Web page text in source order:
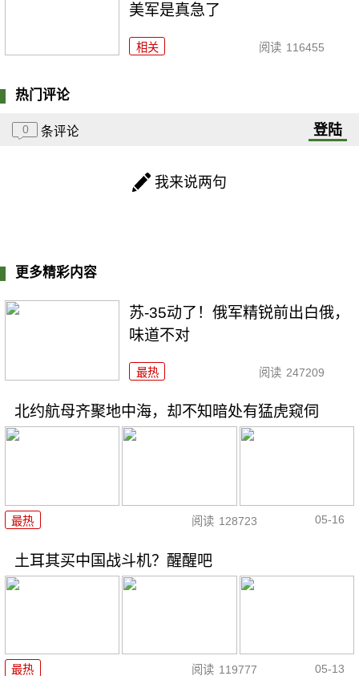
美军是真急了
相关 阅读 116455
热门评论
0 条评论 登陆
我来说两句
更多精彩内容
苏-35动了！俄军精锐前出白俄，
味道不对
最热 阅读 247209
北约航母齐聚地中海，却不知暗处有猛虎窥伺
最热 阅读 128723 05-16
土耳其买中国战斗机？醒醒吧
最热 阅读 119777 05-13